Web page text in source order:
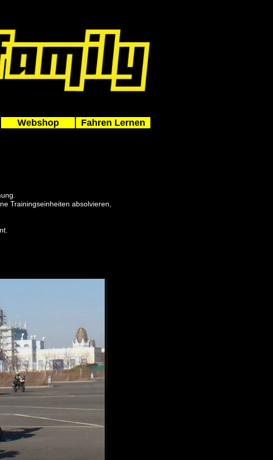
Webshop Fahren Lernen
Trainingseinheiten absolvieren,